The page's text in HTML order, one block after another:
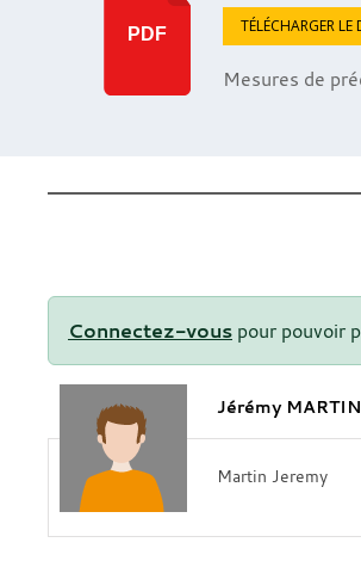
PDF TÉLÉCHARGER
Mesures de
Connectez-vous pour pouvoir
Jérémy MARTIN
Martin Jeremy